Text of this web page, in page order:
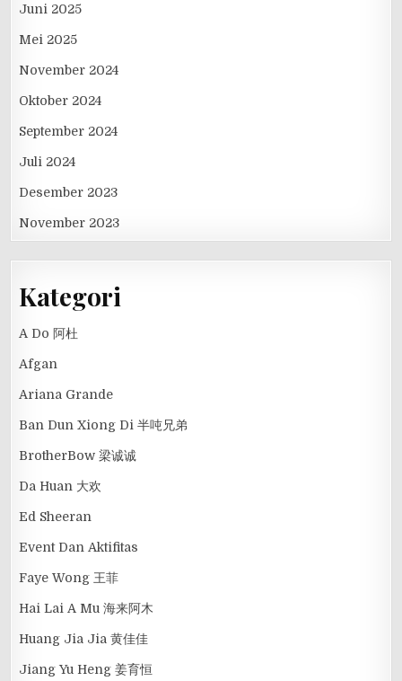
Juni 2025
Mei 2025
November 2024
Oktober 2024
September 2024
Juli 2024
Desember 2023
November 2023
Kategori
A Do 阿杜
Afgan
Ariana Grande
Ban Dun Xiong Di 半吨兄弟
BrotherBow 梁诚诚
Da Huan 大欢
Ed Sheeran
Event Dan Aktifitas
Faye Wong 王菲
Hai Lai A Mu 海来阿木
Huang Jia Jia 黄佳佳
Jiang Yu Heng 姜育恒